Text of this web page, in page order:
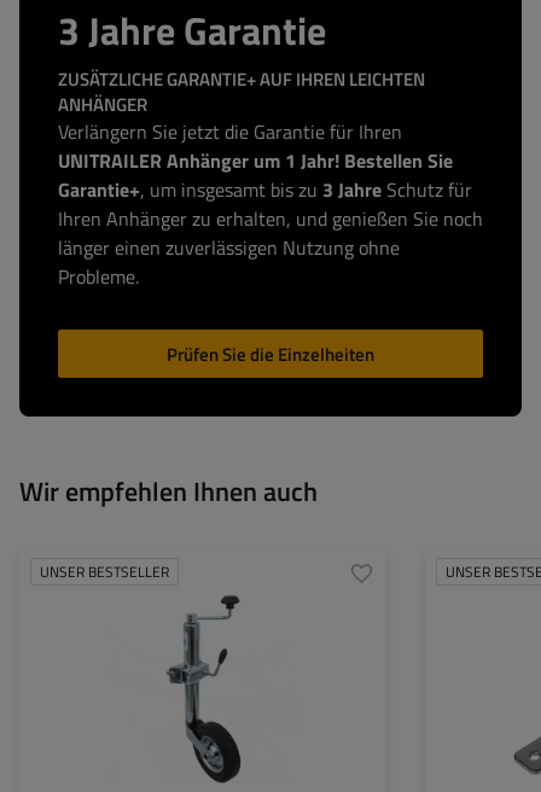
3 Jahre Garantie
ZUSÄTZLICHE GARANTIE+ AUF IHREN LEICHTEN
ANHÄNGER
Verlängern Sie jetzt die Garantie für Ihren
UNITRAILER Anhänger um 1 Jahr! Bestellen Sie
Garantie+, um insgesamt bis zu 3 Jahre Schutz für
Ihren Anhänger zu erhalten, und genießen Sie noch
länger einen zuverlässigen Nutzung ohne
Probleme.
Prüfen Sie die Einzelheiten
Wir empfehlen Ihnen auch
UNSER BESTSELLER
150 kg
505 - 730 mm
standard
UNSER